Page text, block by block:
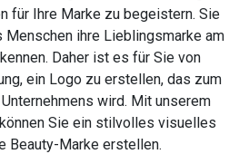
für Ihre Marke zu begeistern. Sie
ihre Lieblingsmarke am
Daher ist es für Sie von
ein Logo zu erstellen, das zum
wird. Mit unserem
Sie ein stilvolles visuelles
Beauty-Marke erstellen.